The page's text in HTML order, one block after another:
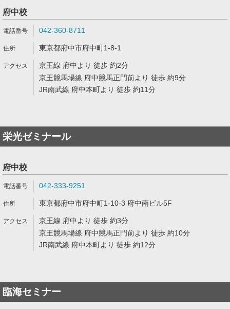
府中校
042-360-8711
東京都府中市府中町1-8-1
京王線 府中より 徒歩 約2分
京王競馬場線 府中競馬正門前より 徒歩 約9分
JR南武線 府中本町より 徒歩 約11分
栄光ゼミナール
府中校
042-333-9251
東京都府中市府中町1-10-3 府中南ビル5F
京王線 府中より 徒歩 約3分
京王競馬場線 府中競馬正門前より 徒歩 約10分
JR南武線 府中本町より 徒歩 約12分
臨海セミナー